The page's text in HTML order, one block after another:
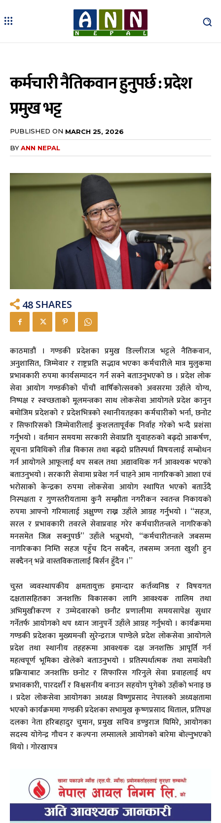
कर्मचारी नैतिकवान हुनुपर्छ : प्रदेश
प्रमुख भट्ट
PUBLISHED ON MARCH 25, 2026
BYANN NEPAL
48 SHARES
काठमाडौं । गण्डकी प्रदेशका प्रमुख डिल्लीराज भट्टले नैतिकवान,
अनुशासित, जिम्मेवार र राष्ट्रप्रति सद्भाव भएका कर्मचारीले मात्र मुलुकमा
प्रभावकारी रुपमा कार्यसम्पादन गर्न सक्ने बताउनुभएको छ । प्रदेश लोक
सेवा आयोग गण्डकीको पाँचौं वार्षिकोत्सवको अवसरमा उहाँले योग्य,
निष्पक्ष र स्वच्छताको मूलमन्त्रका साथ लोकसेवा आयोगले प्रदेश कानुन
बमोजिम प्रदेशको र प्रदेशभित्रको स्थानीयतहका कर्मचारीको भर्ना, छनोट
र सिफारिसको जिम्मेवारीलाई कुशलतापूर्वक निर्वाह गरेको भन्दै प्रशंसा
गर्नुभयो । वर्तमान समयमा सरकारी सेवाप्रति युवाहरुको बढ्दो आकर्षण,
सूचना प्रविधिको तीब्र विकास तथा बढ्दो प्रतिस्पर्धा विषयलाई सम्बोधन
गर्न आयोगले आफूलाई थप सबल तथा अद्यावधिक गर्न आवश्यक भएको
बताउनुभयो । सरकारी सेवामा प्रवेश गर्न चाहने आम नागरिकको आशा एवं
भरोसाको केन्द्रका रुपमा लोकसेवा आयोग स्थापित भएको बताउँदै
निस्पक्षता र गुणस्तरीयतामा कुनै सम्झौता नगरीकन स्वतन्त्र निकायको
रुपमा आफ्नो गरिमालाई अक्षुण्ण राख्न उहाँले आग्रह गर्नुभयो । “सहज,
सरल र प्रभावकारी तवरले सेवाप्रवाह गरेर कर्मचारीतन्त्रले नागरिकको
मनसमेत जित्न सक्नुपर्छ” उहाँले भन्नुभयो, “कर्मचारीतन्त्रले जबसम्म
नागरिकका निम्ति सहज पहुँच दिन सक्दैन, तबसम्म जनता खुशी हुन
सक्दैनन् भन्ने वास्तविकतालाई बिर्सन हुँदैन ।”
चुस्त व्यवस्थापकीय क्षमतायुक्त इमान्दार कर्तव्यनिष्ठ र विषयगत
दक्षतासहितका जनशक्ति विकासका लागि आवश्यक तालिम तथा
अभिमुखीकरण र उम्मेदवारको छनौट प्रणालीमा समयसापेक्ष सुधार
गर्नेतर्फ आयोगको थप ध्यान जानुपर्ने उहाँले आग्रह गर्नुभयो । कार्यक्रममा
गण्डकी प्रदेशका मुख्यमन्त्री सुरेन्द्रराज पाण्डेले प्रदेश लोकसेवा आयोगले
प्रदेश तथा स्थानीय तहहरूमा आवश्यक दक्ष जनशक्ति आपूर्ति गर्न
महत्वपूर्ण भूमिका खेलेको बताउनुभयो । प्रतिस्पर्धात्मक तथा समावेशी
प्रक्रियाबाट जनशक्ति छनोट र सिफारिस गरिनुले सेवा प्रवाहलाई थप
प्रभावकारी, पारदर्शी र विश्वसनीय बनाउन सहयोग पुगेको उहाँको भनाइ छ
। प्रदेश लोकसेवा आयोगका अध्यक्ष विष्णुप्रसाद नेपालको अध्यक्षतामा
भएको कार्यक्रममा गण्डकी प्रदेशका सभामुख कृष्णप्रसाद धिताल, प्रतिपक्ष
दलका नेता हरिबहादुर चुमान, प्रमुख सचिव डण्डुराज घिमिरे, आयोगका
सदस्य योगेन्द्र गौचन र कल्पना लम्सालले आयोगको बारेमा बोल्नुभएको
थियो । गोरखापत्र